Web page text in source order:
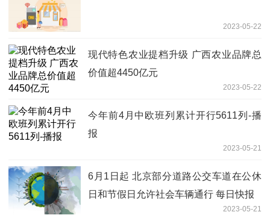
2023-05-22
现代特色农业提档升级 广西农业品牌总
价值超4450亿元
2023-05-22
今年前4月中欧班列累计开行5611列-播
报
2023-05-21
6月1日起 北京部分道路公交车道在公休
日和节假日允许社会车辆通行 每日快报
2023-05-21